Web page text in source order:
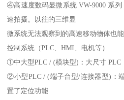
④高速度数码显微系统 VW-9000 系列
速拍摄。以往的三维显
微系统无法观察到的高速移动物体也能
控制系统（PLC、HMI、电机等）
①中大型PLC / (模块型)：大尺寸 PLC
②小型PLC / (端子台型/连接器型)：
置了定位功能